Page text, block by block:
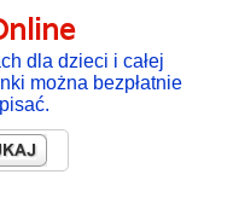
dla dzieci i całej
można bezpłatnie